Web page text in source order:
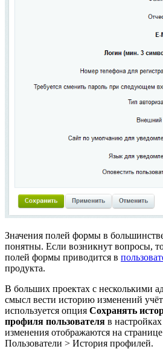
Значения полей формы в
понятны. Если возникнут вопросы,
полей формы приводится в
продукта.
В больших проектах с несколькими
смысл вести историю изменений
используется опция Сохранять
профиля пользователя в настройках
изменения отображаются на странице
Пользователи > История профилей.